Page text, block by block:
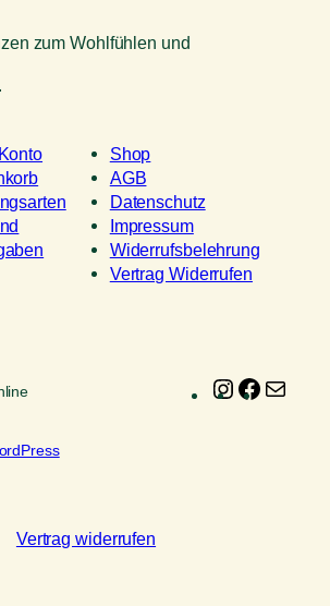
zum Wohlfühlen und
Shop
AGB
Datenschutz
Impressum
Widerrufsbelehrung
Vertrag Widerrufen
Instagram
Vertrag widerrufen